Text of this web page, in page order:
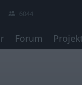
6044
Forum